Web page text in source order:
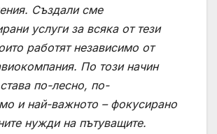
Създали сме
услуги за всяка от тези
работят независимо от
По този начин
по-лесно, по-
и най-важното – фокусирано
нужди на пътуващите.